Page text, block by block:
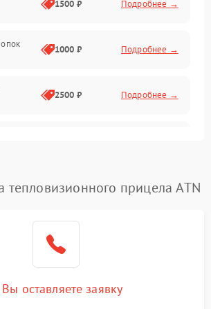
1500 ₽ Подробнее →
1000 ₽ Подробнее →
2500 ₽ Подробнее →
1500 ₽ Подробнее →
2000 ₽
1500 ₽
тепловизионного прицела ATN
Вы оставляете заявку